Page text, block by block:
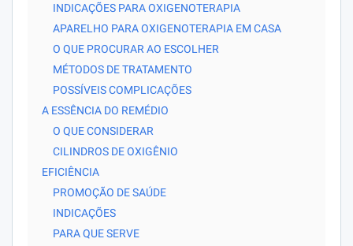
INDICAÇÕES PARA OXIGENOTERAPIA
APARELHO PARA OXIGENOTERAPIA EM CASA
O QUE PROCURAR AO ESCOLHER
MÉTODOS DE TRATAMENTO
POSSÍVEIS COMPLICAÇÕES
A ESSÊNCIA DO REMÉDIO
O QUE CONSIDERAR
CILINDROS DE OXIGÊNIO
EFICIÊNCIA
PROMOÇÃO DE SAÚDE
INDICAÇÕES
PARA QUE SERVE